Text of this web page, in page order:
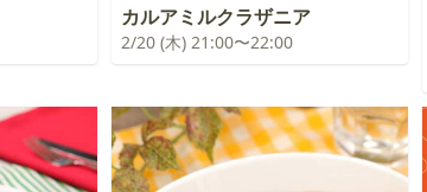
カルアミルクラザニア
2/20 (木) 21:00〜22:00